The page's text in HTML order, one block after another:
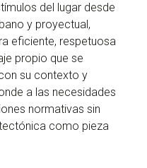
del lugar desde
y proyectual,
eficiente, respetuosa
propio que se
su contexto y
a las necesidades
normativas sin
como pieza